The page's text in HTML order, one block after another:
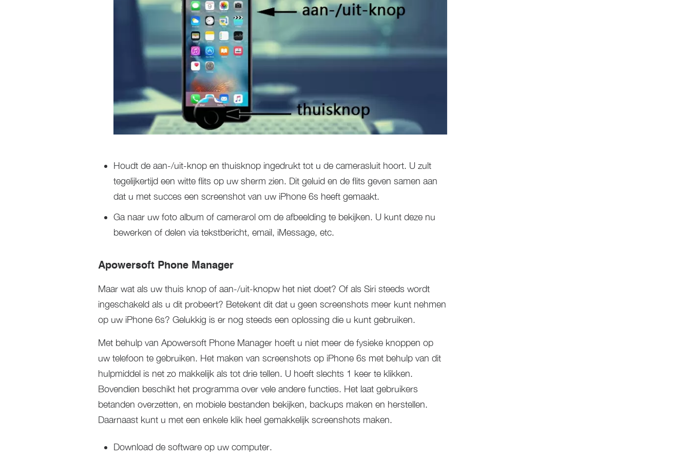
Houdt de aan-/uit-knop en thuisknop ingedrukt tot u de camerasluit hoort. U zult
tegelijkertijd een witte flits op uw sherm zien. Dit geluid en de flits geven samen aan
dat u met succes een screenshot van uw iPhone 6s heeft gemaakt.
Ga naar uw foto album of camerarol om de afbeelding te bekijken. U kunt deze nu
bewerken of delen via tekstbericht, email, iMessage, etc.
Apowersoft Phone Manager
Maar wat als uw thuis knop of aan-/uit-knopw het niet doet? Of als Siri steeds wordt
ingeschakeld als u dit probeert? Betekent dit dat u geen screenshots meer kunt nehmen
op uw iPhone 6s? Gelukkig is er nog steeds een oplossing die u kunt gebruiken.
Met behulp van Apowersoft Phone Manager hoeft u niet meer de fysieke knoppen op
uw telefoon te gebruiken. Het maken van screenshots op iPhone 6s met behulp van dit
hulpmiddel is net zo makkelijk als tot drie tellen. U hoeft slechts 1 keer te klikken.
Bovendien beschikt het programma over vele andere functies. Het laat gebruikers
betanden overzetten, en mobiele bestanden bekijken, backups maken en herstellen.
Daarnaast kunt u met een enkele klik heel gemakkelijk screenshots maken.
Download de software op uw computer.